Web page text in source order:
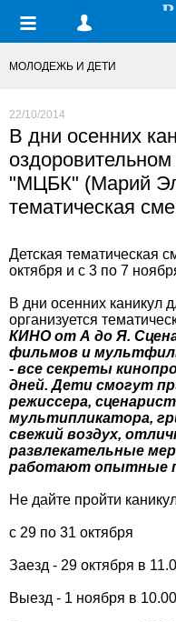
МОЛОДЕЖЬ И ДЕТИ
22/10/2014
В дни осенних
"МЦБК" (Марий
тематическая
Детская
октября и с 3 по 7
В дни осенних каникул
организуется
КИНО от А до Я.
фильмов и
- все секреты
дней. Дети смогут
режиcсера,
мультипликатора,
свежий воздух,
развлекательные
работают опытные
Не дайте пройти
c 29 по 31 октября
Заезд - 29 октября в
Выезд - 1 ноября в 10.00